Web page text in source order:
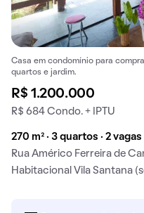
Casa em condomínio para
quartos e jardim.
R$ 1.200.000
R$ 684 Condo. + IPTU
270 m² · 3 quartos · 2 vagas
Rua Américo Ferreira de
Habitacional Vila Santana